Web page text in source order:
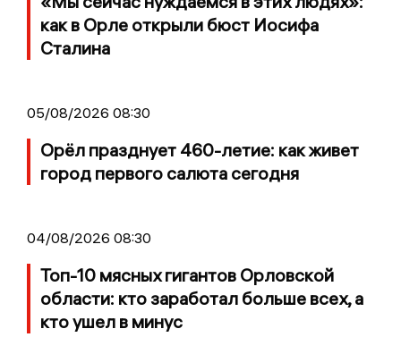
как в Орле открыли бюст Иосифа
Сталина
05/08/2026 08:30
Орёл празднует 460-летие: как живет
город первого салюта сегодня
04/08/2026 08:30
Топ-10 мясных гигантов Орловской
области: кто заработал больше всех, а
кто ушел в минус